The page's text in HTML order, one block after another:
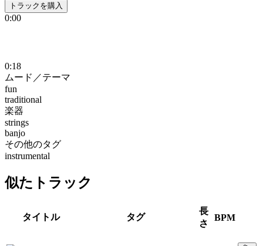
トラックを購入
0:00
0:18
ムード／テーマ
fun
traditional
楽器
strings
banjo
その他のタグ
instrumental
似たトラック
タイトル タグ
長
さ
BPM